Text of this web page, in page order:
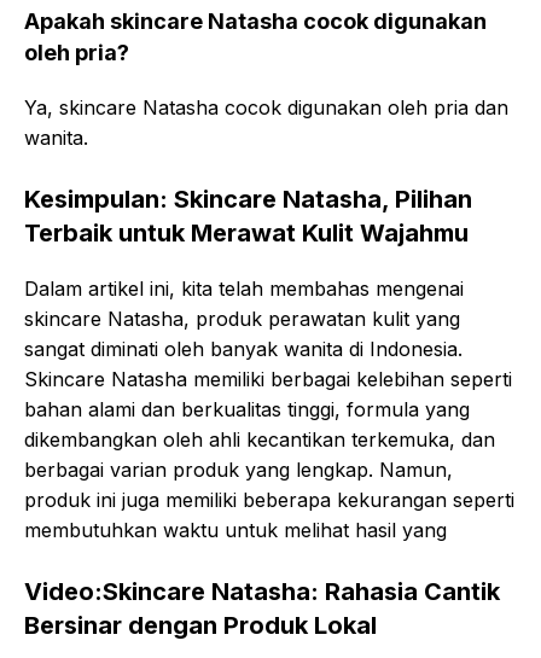
Apakah skincare Natasha cocok digunakan
oleh pria?
Ya, skincare Natasha cocok digunakan oleh pria dan
wanita.
Kesimpulan: Skincare Natasha, Pilihan
Terbaik untuk Merawat Kulit Wajahmu
Dalam artikel ini, kita telah membahas mengenai
skincare Natasha, produk perawatan kulit yang
sangat diminati oleh banyak wanita di Indonesia.
Skincare Natasha memiliki berbagai kelebihan seperti
bahan alami dan berkualitas tinggi, formula yang
dikembangkan oleh ahli kecantikan terkemuka, dan
berbagai varian produk yang lengkap. Namun,
produk ini juga memiliki beberapa kekurangan seperti
membutuhkan waktu untuk melihat hasil yang
Video:Skincare Natasha: Rahasia Cantik
Bersinar dengan Produk Lokal